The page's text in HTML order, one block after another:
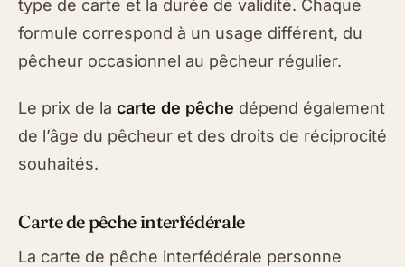
type de carte et la durée de validité. Chaque
formule correspond à un usage différent, du
pêcheur occasionnel au pêcheur régulier.
Le prix de la carte de pêche dépend également
de l’âge du pêcheur et des droits de réciprocité
souhaités.
Carte de pêche interfédérale
La carte de pêche interfédérale personne